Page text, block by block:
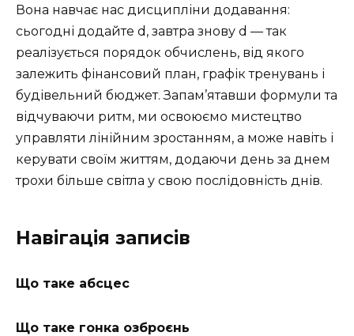
Вона навчає нас дисципліни додавання:
сьогодні додайте d, завтра знову d — так
реалізується порядок обчислень, від якого
залежить фінансовий план, графік тренувань і
будівельний бюджет. Запам’ятавши формули та
відчуваючи ритм, ми освоюємо мистецтво
управляти лінійним зростанням, а може навіть і
керувати своїм життям, додаючи день за днем
трохи більше світла у свою послідовність днів.
Навігація записів
Що таке абсцес
Що таке гонка озброєнь